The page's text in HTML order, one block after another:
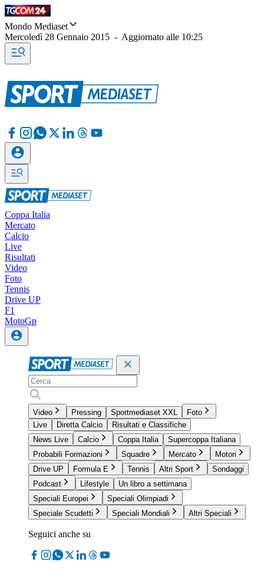
Mondo Mediaset
Mercoledì 28 Gennaio 2015 - Aggiornato alle 10:25
Coppa Italia
Mercato
Calcio
Live
Risultati
Video
Foto
Tennis
Drive UP
F1
MotoGp
Video Pressing Sportmediaset XXL
Foto
Live
Diretta Calcio
Risultati e Classifiche
News Live
Calcio Coppa Italia
Supercoppa Italiana
Probabili Formazioni
Squadre Mercato
Motori
Drive UP
Formula E Tennis Altri Sport
Sondaggi
Podcast
Lifestyle
Un libro a settimana
Speciali Europei
Speciali Olimpiadi
Speciale Scudetti
Speciali Mondiali Altri Speciali
Seguici anche su